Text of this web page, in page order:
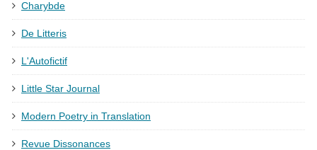
Charybde
De Litteris
L'Autofictif
Little Star Journal
Modern Poetry in Translation
Revue Dissonances